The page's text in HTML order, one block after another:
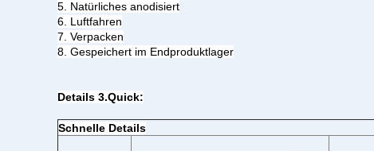
5. Natürliches anodisiert
6. Luftfahren
7. Verpacken
8. Gespeichert im Endproduktlager
Details 3.Quick:
Schnelle Details